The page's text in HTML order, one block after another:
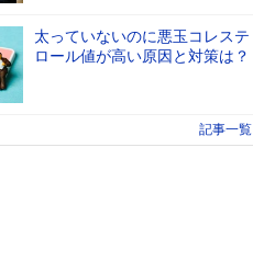
太っていないのに悪玉コレステ
ロール値が高い原因と対策は？
記事一覧